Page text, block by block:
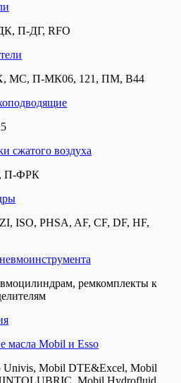
П-ДГ, RFO
МС, П-МК06, 121, ПМ, В44
сжатого воздуха
П-ФРК
ISO, PHSA, AF, CF, DF, HF,
ремкомплекты к
масла Mobil и Esso
Univis, Mobil DTE&Excel, Mobil
Mobil Hydrofluid,